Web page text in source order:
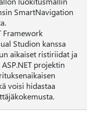
SmartNavigation
Framework
Studion kanssa
aikaiset ristiriidat ja
projektin
voisi hidastaa